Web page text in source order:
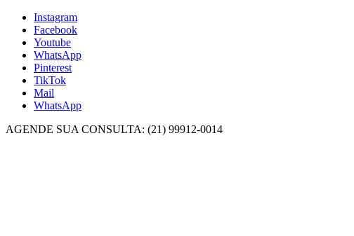
Instagram
Facebook
Youtube
WhatsApp
Pinterest
TikTok
Mail
WhatsApp
AGENDE SUA CONSULTA: (21) 99912-0014